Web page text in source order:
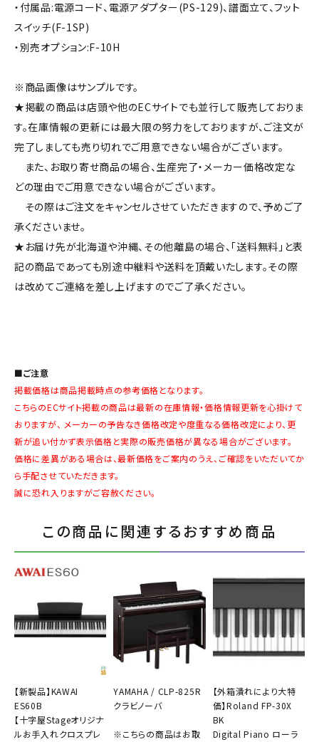
・付属品:電源コード、電源アダプター(PS-129)、譜面立て、フット
スイッチ(F-1SP)
・別売オプション:F-10H
※商品画像はサンプルです。
★掲載の商品は店頭や他のECサイトでも並行して販売しておりま
す。在庫情報の更新には最大限の努力をしておりますが、ご注文が
完了しましても売り切れでご用意できない場合がございます。
また、お取り寄せ商品の場合、生産完了・メーカー価格改定な
どの理由でご用意できない場合がございます。
その際はご注文をキャンセルさせていただきますので、予めご了
承くださいませ。
★お届け先が北海道や沖縄、その他離島の場合、「送料無料」と表
記の商品であっても別途中継料や送料を頂戴いたします。その際
は改めてご連絡を差し上げますのでご了承ください。
■ご注意
掲載価格は商品掲載時点の参考価格となります。
こちらのECサイト掲載の商品は最新の在庫情報・価格情報更新を心掛けて
おりますが、 メーカーの予告なき価格改定や度重なる価格改定により、更
新が追い付かず表示価格と実際の販売価格が異なる場合がございます。
価格に差異がある場合は、最新価格をご案内のうえ、ご確認をいただいてか
ら手配させていただきます。
誠に恐れ入りますがご容赦ください。
この商品に関連するおすすめ商品
【新製品】KAWAI
ES60B
【十字屋Stageオリジナ
ルお手入れクロスプレ
YAMAHA / CLP-825R
クラビノーバ
※こちらの商品はお取
【外箱潰れにより大特
価】Roland FP-30X
BK
Digital Piano ローラ